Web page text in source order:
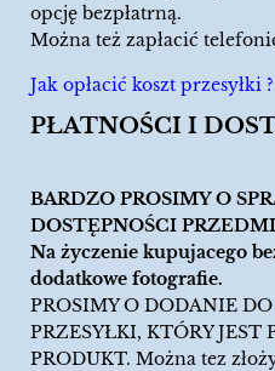
opcję bezpłatrną.
Można też zapłacić
Jak opłacić koszt przesyłki ?
PŁATNOŚCI I
BARDZO PROSIMY O
DOSTĘPNOŚCI
Na życzenie kupujacego
dodatkowe fotografie.
PROSIMY O DODANIE
PRZESYŁKI, KTÓRY JEST
PRODUKT. Można tez